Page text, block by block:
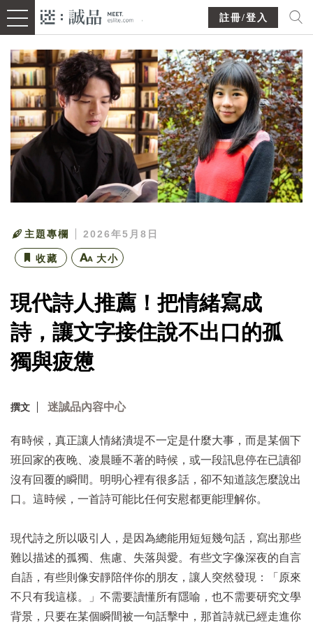
註冊/登入
主題專欄 2026年5月8日
收藏 大小
現代詩人推薦！把情緒寫成
詩，讓文字接住說不出口的孤
獨與疲憊
撰文 迷誠品內容中心
有時候，真正讓人情緒潰堤不一定是什麼大事，而是某個下
班回家的夜晚、凌晨睡不著的時候，或一段訊息停在已讀卻
沒有回覆的瞬間。明明心裡有很多話，卻不知道該怎麼說出
口。這時候，一首詩可能比任何安慰都更能理解你。
現代詩之所以吸引人，是因為總能用短短幾句話，寫出那些
難以描述的孤獨、焦慮、失落與愛。有些文字像深夜的自言
自語，有些則像安靜陪伴你的朋友，讓人突然發現：「原來
不只有我這樣。」不需要讀懂所有隱喻，也不需要研究文學
背景，只要在某個瞬間被一句話擊中，那首詩就已經走進你